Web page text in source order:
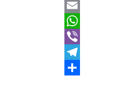
X
Email
WhatsApp
Viber
Telegram